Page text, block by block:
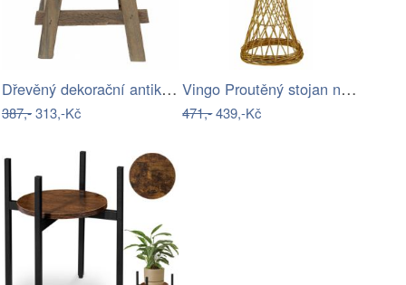
Dřevěný dekorační antik stolík na…
387,-313,-Kč
Vingo Proutěný stojan na květiny…
471,-439,-Kč